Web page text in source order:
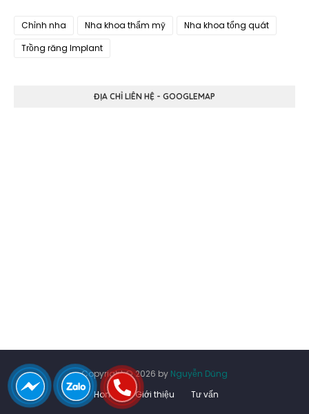
Chỉnh nha Nha khoa thẩm mỹ
Nha khoa tổng quát
Trồng răng Implant
ĐỊA CHỈ LIÊN HỆ - GOOGLEMAP
Copyright ©2026 by Nguyễn Dũng
Home
Giới thiệu Tư vấn